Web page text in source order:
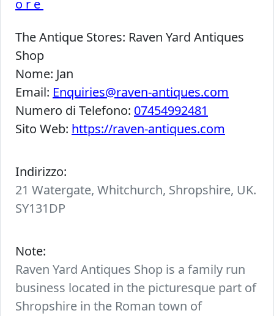
ore
The Antique Stores: Raven Yard Antiques
Shop
Nome: Jan
Email: Enquiries@raven-antiques.com
Numero di Telefono: 07454992481
Sito Web: https://raven-antiques.com
Indirizzo:
21 Watergate, Whitchurch, Shropshire, UK.
SY131DP
Note:
Raven Yard Antiques Shop is a family run
business located in the picturesque part of
Shropshire in the Roman town of